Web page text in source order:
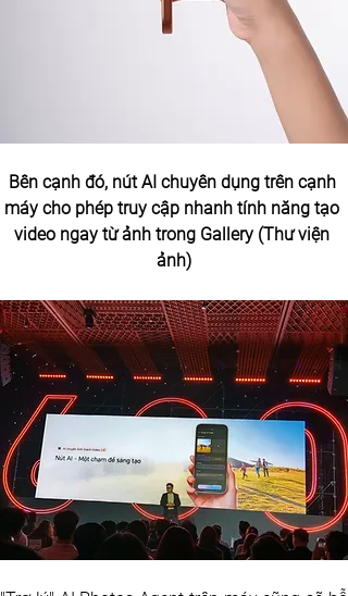
Bên cạnh đó, nút AI chuyên dụng trên cạnh
máy cho phép truy cập nhanh tính năng tạo
video ngay từ ảnh trong Gallery (Thư viện
ảnh)